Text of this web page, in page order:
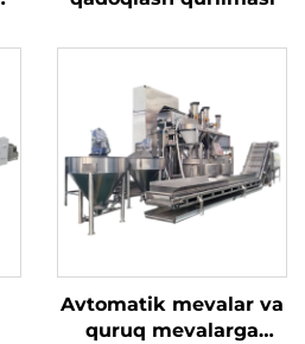
Avtomatik mevalar va
quruq mevalarga